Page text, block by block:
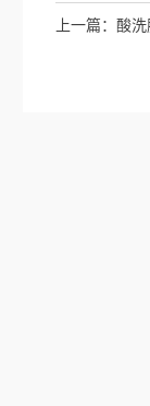
上一篇： 酸洗